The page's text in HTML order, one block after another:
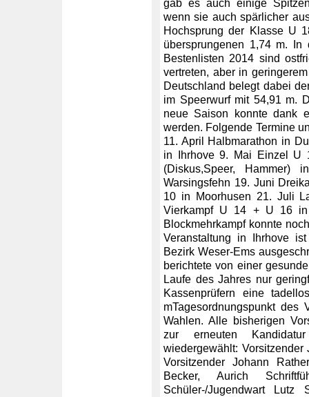
gab es auch einige
wenn sie auch spärlicher
Hochsprung der Klasse U
übersprungenen 1,74 m. In
Bestenlisten 2014 sind
vertreten, aber in
Deutschland belegt dabei
im Speerwurf mit 54,91 m.
neue Saison konnte dank
werden. Folgende Termine
11. April Halbmarathon in
in Ihrhove 9. Mai Einzel U
(Diskus,Speer,
Warsingsfehn 19. Juni
10 in Moorhusen 21. Juli
Vierkampf U 14 + U 16
Blockmehrkampf konnte
Veranstaltung in Ihrhove
Bezirk Weser-Ems
berichtete von einer
Laufe des Jahres nur
Kassenprüfern eine
mTagesordnungspunkt des
Wahlen. Alle bisherigen
zur erneuten
wiedergewählt: Vorsitzender
Vorsitzender Johann
Becker, Aurich
Schüler-/Jugendwart Lutz